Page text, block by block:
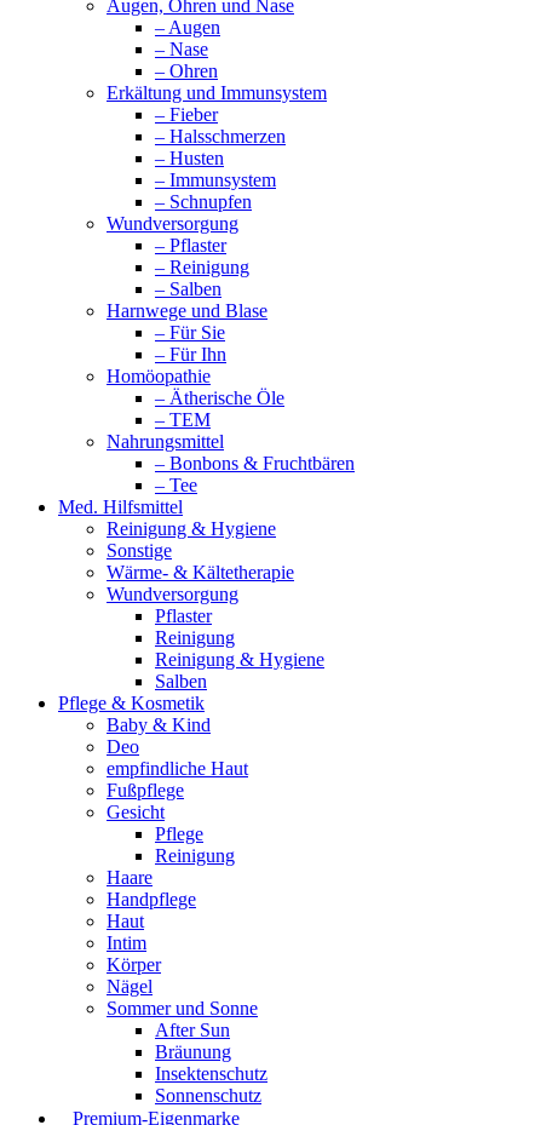
Augen, Ohren und Nase
– Augen
– Nase
– Ohren
Erkältung und Immunsystem
– Fieber
– Halsschmerzen
– Husten
– Immunsystem
– Schnupfen
Wundversorgung
– Pflaster
– Reinigung
– Salben
Harnwege und Blase
– Für Sie
– Für Ihn
Homöopathie
– Ätherische Öle
– TEM
Nahrungsmittel
– Bonbons & Fruchtbären
– Tee
Med. Hilfsmittel
Reinigung & Hygiene
Sonstige
Wärme- & Kältetherapie
Wundversorgung
Pflaster
Reinigung
Reinigung & Hygiene
Salben
Pflege & Kosmetik
Baby & Kind
Deo
empfindliche Haut
Fußpflege
Gesicht
Pflege
Reinigung
Haare
Handpflege
Haut
Intim
Körper
Nägel
Sommer und Sonne
After Sun
Bräunung
Insektenschutz
Sonnenschutz
⠀​Premium-Eigenmarke